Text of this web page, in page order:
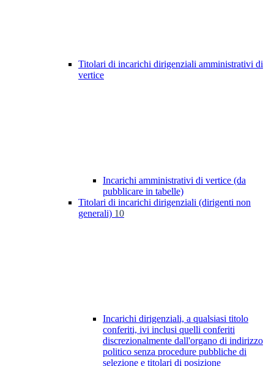
Titolari di incarichi dirigenziali amministrativi di
vertice
Incarichi amministrativi di vertice (da
pubblicare in tabelle)
Titolari di incarichi dirigenziali (dirigenti non
generali) 10
Incarichi dirigenziali, a qualsiasi titolo
conferiti, ivi inclusi quelli conferiti
discrezionalmente dall'organo di indirizzo
politico senza procedure pubbliche di
selezione e titolari di posizione